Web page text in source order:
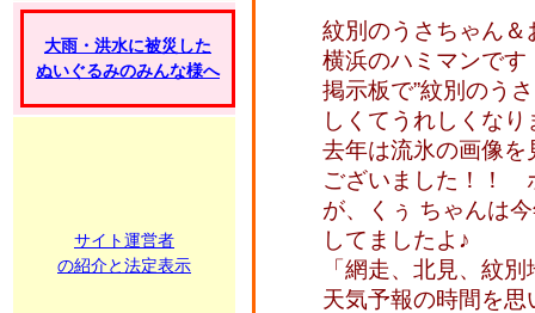
大雨・洪水に被災した
ぬいぐるみのみんな様へ
サイト運営者
の紹介と法定表示
紋別のうさちゃん＆
横浜のハミマンで
掲示板で”紋別のう
しくてうれしくなり
去年は流氷の画像
ございました！！
が、くぅ ちゃんは
してましたよ♪
「網走、北見、紋
天気予報の時間を